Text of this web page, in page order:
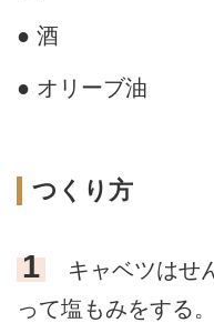
● 酒
● オリーブ油
つくり方
1
キャベツはせ
って塩もみをする。